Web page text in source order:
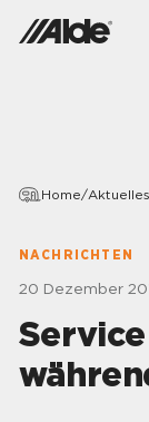
Home/Aktuelles
NACHRICHTEN
20 Dezember